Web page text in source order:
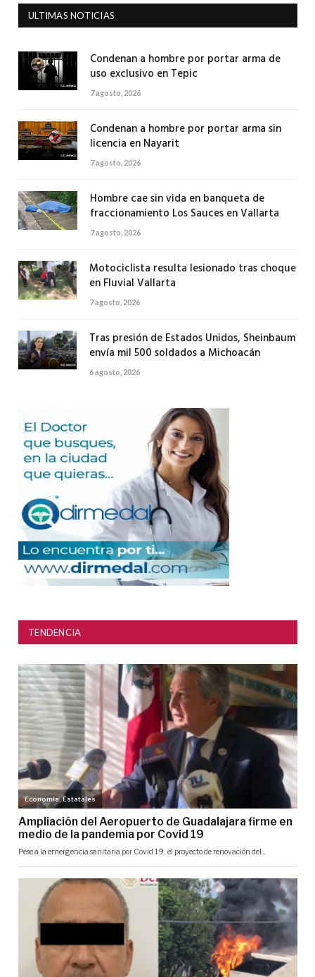
ULTIMAS NOTICIAS
Condenan a hombre por portar arma de
uso exclusivo en Tepic
7 agosto, 2026
Condenan a hombre por portar arma sin
licencia en Nayarit
7 agosto, 2026
Hombre cae sin vida en banqueta de
fraccionamiento Los Sauces en Vallarta
7 agosto, 2026
Motociclista resulta lesionado tras choque
en Fluvial Vallarta
7 agosto, 2026
Tras presión de Estados Unidos, Sheinbaum
envía mil 500 soldados a Michoacán
6 agosto, 2026
TENDENCIA